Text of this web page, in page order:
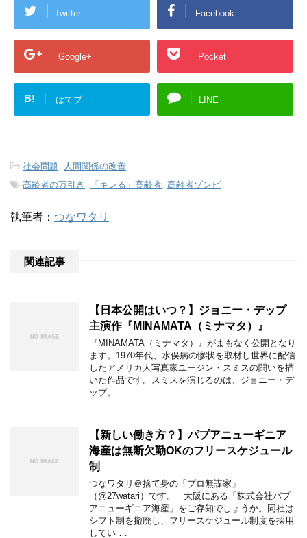
Twitter Facebook
Google+ Pocket
B! はてブ LINE
-社会問題, 人間関係の改善
-高齢者の万引き , 「キレる」高齢者, 高齢者ゾンビ
執筆者： つなワタリ
関連記事
【日本公開はいつ？】ジョニー・デップ
主演作『MINAMATA（ミナマタ）』
『MINAMATA（ミナマタ）』がまもなく公開となり
ます。1970年代、水俣病の惨状を取材し世界に配信
したアメリカ人写真家ユージン・スミスの闘いを描
いた作品です。スミスを演じるのは、ジョニー・デ
ップ。 …
【新しい働き方？】パプアニューギニア
海産は無断欠勤OKのフリースケジュール
制
つなワタリ＠捨て身の「プロ無謀家」
（@27watari）です。 大阪にある「株式会社パプ
アニューギニア海産」をご存知でしょうか。同社は
シフト制を撤廃し、フリースケジュール制度を採用
してい …